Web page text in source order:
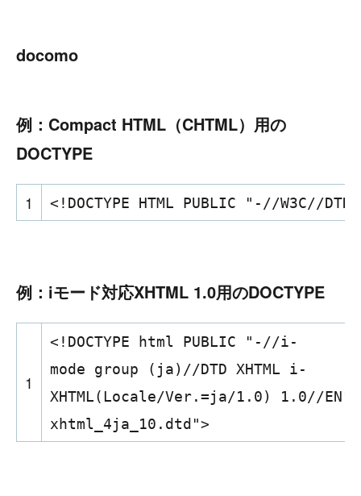
docomo
例：Compact HTML（CHTML）用の
DOCTYPE
1 <!DOCTYPE HTML PUBLIC "-//W3C//
例：iモード対応XHTML 1.0用のDOCTYPE
1
<!DOCTYPE html PUBLIC "-//i-
mode group (ja)//DTD XHTML i-
XHTML(Locale/Ver.=ja/1.0) 1.0//
xhtml_4ja_10.dtd">